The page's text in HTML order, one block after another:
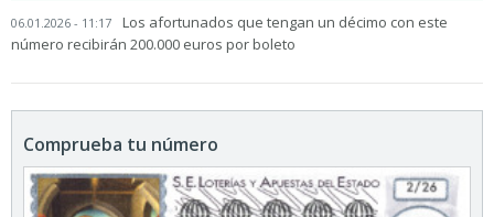
06.01.2026 - 11:17
Los afortunados que tengan un décimo con este
número recibirán 200.000 euros por boleto
Comprueba tu número